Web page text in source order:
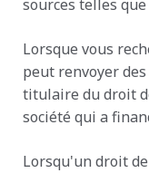
sources telles
Lorsque vous
peut renvoyer
titulaire du droit
société qui a
Lorsqu'un droit